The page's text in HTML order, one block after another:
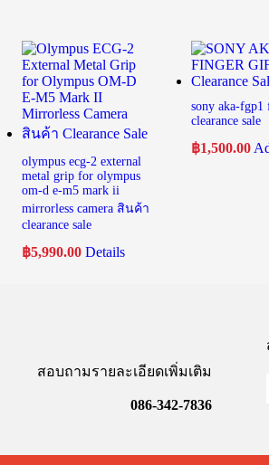
olympus ecg-2 external
metal grip for olympus
om-d e-m5 mark ii
mirrorless camera สินค้า
clearance sale
฿5,990.00 Details
sony aka-
clearance sale
฿1,500.00
สอบถามรายละเอียดเพิ่มเติม
086-342-7836